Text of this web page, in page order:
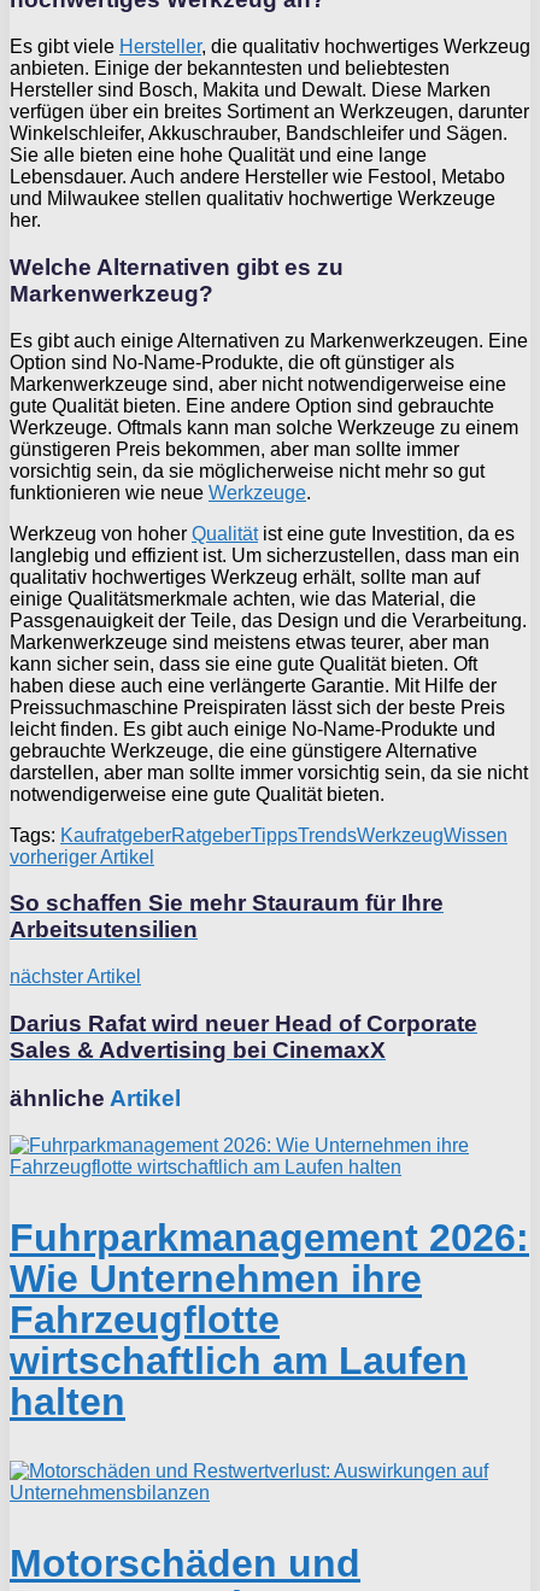
Es gibt viele Hersteller, die qualitativ hochwertiges Werkzeug
anbieten. Einige der bekanntesten und beliebtesten
Hersteller sind Bosch, Makita und Dewalt. Diese Marken
verfügen über ein breites Sortiment an Werkzeugen, darunter
Winkelschleifer, Akkuschrauber, Bandschleifer und Sägen.
Sie alle bieten eine hohe Qualität und eine lange
Lebensdauer. Auch andere Hersteller wie Festool, Metabo
und Milwaukee stellen qualitativ hochwertige Werkzeuge
her.
Welche Alternativen gibt es zu
Markenwerkzeug?
Es gibt auch einige Alternativen zu Markenwerkzeugen. Eine
Option sind No-Name-Produkte, die oft günstiger als
Markenwerkzeuge sind, aber nicht notwendigerweise eine
gute Qualität bieten. Eine andere Option sind gebrauchte
Werkzeuge. Oftmals kann man solche Werkzeuge zu einem
günstigeren Preis bekommen, aber man sollte immer
vorsichtig sein, da sie möglicherweise nicht mehr so gut
funktionieren wie neue Werkzeuge.
Werkzeug von hoher Qualitätist eine gute Investition, da es
langlebig und effizient ist. Um sicherzustellen, dass man ein
qualitativ hochwertiges Werkzeug erhält, sollte man auf
einige Qualitätsmerkmale achten, wie das Material, die
Passgenauigkeit der Teile, das Design und die Verarbeitung.
Markenwerkzeuge sind meistens etwas teurer, aber man
kann sicher sein, dass sie eine gute Qualität bieten. Oft
haben diese auch eine verlängerte Garantie. Mit Hilfe der
Preissuchmaschine Preispiraten lässt sich der beste Preis
leicht finden. Es gibt auch einige No-Name-Produkte und
gebrauchte Werkzeuge, die eine günstigere Alternative
darstellen, aber man sollte immer vorsichtig sein, da sie nicht
notwendigerweise eine gute Qualität bieten.
Tags: KaufratgeberRatgeberTippsTrendsWerkzeugWissen
vorheriger Artikel
So schaffen Sie mehr Stauraum für Ihre
Arbeitsutensilien
nächster Artikel
Darius Rafat wird neuer Head of Corporate
Sales & Advertising bei CinemaxX
ähnliche Artikel
Fuhrparkmanagement 2026:
Wie Unternehmen ihre
Fahrzeugflotte
wirtschaftlich am Laufen
halten
Motorschäden und